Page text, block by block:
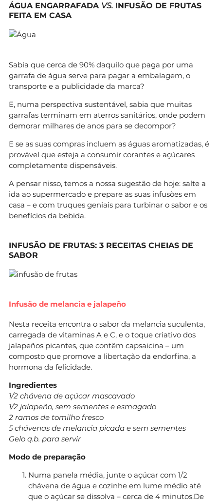
ÁGUA ENGARRAFADA VS. INFUSÃO DE FRUTAS
FEITA EM CASA
Sabia que cerca de 90% daquilo que paga por uma
garrafa de água serve para pagar a embalagem, o
transporte e a publicidade da marca?
E, numa perspectiva sustentável, sabia que muitas
garrafas terminam em aterros sanitários, onde podem
demorar milhares de anos para se decompor?
E se as suas compras incluem as águas aromatizadas, é
provável que esteja a consumir corantes e açúcares
completamente dispensáveis.
A pensar nisso, temos a nossa sugestão de hoje: salte a
ida ao supermercado e prepare as suas infusões em
casa – e com truques geniais para turbinar o sabor e os
benefícios da bebida.
INFUSÃO DE FRUTAS: 3 RECEITAS CHEIAS DE
SABOR
Infusão de melancia e jalapeño
Nesta receita encontra o sabor da melancia suculenta,
carregada de vitaminas A e C, e o toque criativo dos
jalapeños picantes, que contêm capsaicina – um
composto que promove a libertação da endorfina, a
hormona da felicidade.
Ingredientes
1/2 chávena de açúcar mascavado
1/2 jalapeño, sem sementes e esmagado
2 ramos de tomilho fresco
5 chávenas de melancia picada e sem sementes
Gelo q.b. para servir
Modo de preparação
Numa panela média, junte o açúcar com 1/2
chávena de água e cozinhe em lume médio até
que o açúcar se dissolva – cerca de 4 minutos.De